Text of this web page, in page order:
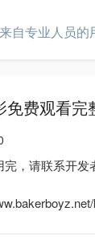
来自专业人员的
费观看完
完，请联系开发